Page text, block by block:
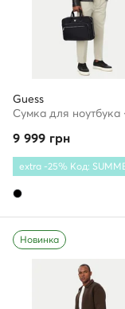
Guess
9 999 грн
extra -25% Код:
Новинка